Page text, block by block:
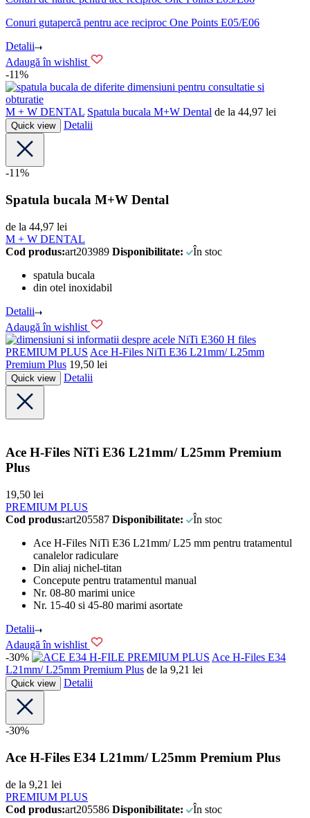
Conuri gutapercă pentru ace reciproc One Points E05/E06
Detalii
Adaugă în wishlist
-11%
M + W DENTAL Spatula bucala M+W Dental de la 44,97 lei
Quick view Detalii
-11%
Spatula bucala M+W Dental
de la 44,97 lei
M + W DENTAL
Cod produs:art203989 Disponibilitate:
În stoc
spatula bucala
din otel inoxidabil
Detalii
Adaugă în wishlist
PREMIUM PLUS Ace H-Files NiTi E36 L21mm/ L25mm
Premium Plus 19,50 lei
Quick view Detalii
Ace H-Files NiTi E36 L21mm/ L25mm Premium
Plus
19,50 lei
PREMIUM PLUS
Cod produs:art205587 Disponibilitate:
În stoc
Ace H-Files NiTi E36 L21mm/ L25 mm pentru tratamentul
canalelor radiculare
Din aliaj nichel-titan
Concepute pentru tratamentul manual
Nr. 08-80 marimi unice
Nr. 15-40 si 45-80 marimi asortate
Detalii
Adaugă în wishlist
-30%
PREMIUM PLUS Ace H-Files E34
L21mm/ L25mm Premium Plus de la 9,21 lei
Quick view Detalii
-30%
Ace H-Files E34 L21mm/ L25mm Premium Plus
de la 9,21 lei
PREMIUM PLUS
Cod produs:art205586 Disponibilitate:
În stoc